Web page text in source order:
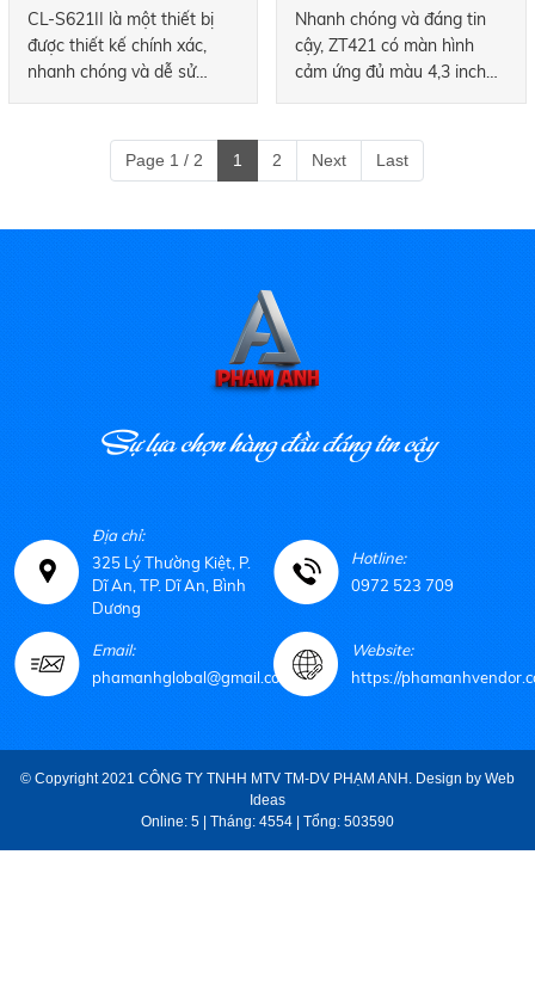
CL-S621II là một thiết bị
được thiết kế chính xác,
nhanh chóng và dễ sử
cùng với tùy chọn in ở cả
hai chế độ truyền nhiệt và
cũng có cơ chế kim loại Hi-
Nhanh chóng và đáng tin
cậy, ZT421 có màn hình
cảm ứng đủ màu 4,3 inch
thực hiện các thay đổi cài
đặt. Nó có chiều rộng in là
12 inch mỗi giây.
Page 1 / 2 1 2 Next Last
Sự lựa chọn hàng đầu đáng tin cậy
Địa chỉ:
325 Lý Thường Kiệt, P.
Dĩ An, TP. Dĩ An, Bình
Dương
Hotline:
0972 523 709
Email:
phamanhglobal@gmail.com
Website:
https://
© Copyright 2021 CÔNG TY TNHH MTV TM-DV PHẠM ANH. Design by Web
Ideas
Online: 5 | Tháng: 4554 | Tổng: 503590